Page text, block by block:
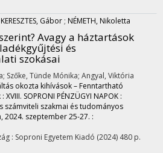
KERESZTES, Gábor ; NÉMETH, Nikoletta
Avagy a háztartások
és
szokásai
Szőke, Tünde Mónika; Angyal, Viktória
okozta kihívások – Fenntartható
SOPRONI PÉNZÜGYI NAPOK :
számviteli szakmai és tudományos
2024. szeptember 25-27. :
: Soproni Egyetem Kiadó (2024) 480 p.